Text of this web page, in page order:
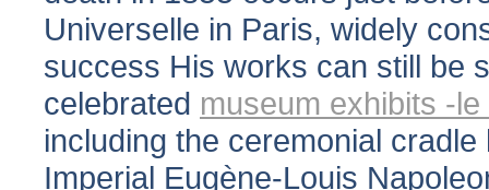
Universelle in Paris, widely
success His works can still be
celebrated museum exhibits -
including the ceremonial
Imperial Eugène-Louis